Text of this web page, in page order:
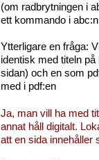
(om radbrytningen i
ett kommando i
Ytterligare en fråga:
identisk med titeln
sidan) och en som
med i pdf:en
Ja, man vill ha med
annat håll digitalt.
att en sida innehåller